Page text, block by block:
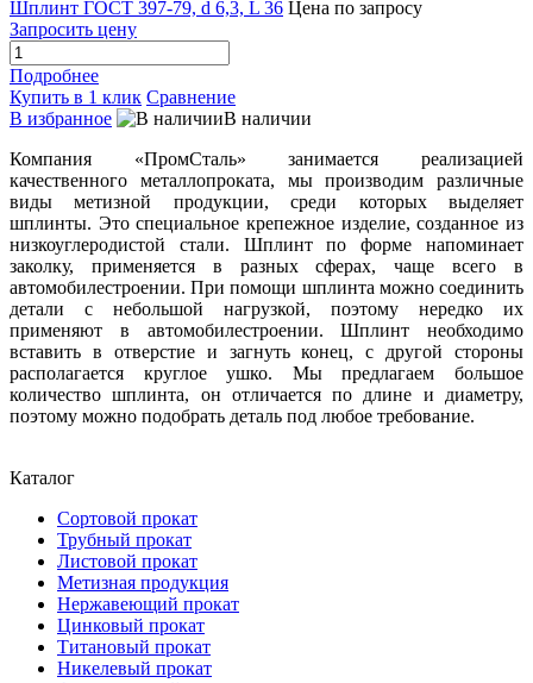
Шплинт ГОСТ 397-79, d 6,3, L 36 Цена по запросу
Запросить цену
Подробнее
Купить в 1 клик Сравнение
В избранное
В наличии
Компания «ПромСталь» занимается реализацией
качественного металлопроката, мы производим различные
виды метизной продукции, среди которых выделяет
шплинты. Это специальное крепежное изделие, созданное из
низкоуглеродистой стали. Шплинт по форме напоминает
заколку, применяется в разных сферах, чаще всего в
автомобилестроении. При помощи шплинта можно соединить
детали с небольшой нагрузкой, поэтому нередко их
применяют в автомобилестроении. Шплинт необходимо
вставить в отверстие и загнуть конец, с другой стороны
располагается круглое ушко. Мы предлагаем большое
количество шплинта, он отличается по длине и диаметру,
поэтому можно подобрать деталь под любое требование.
Каталог
Сортовой прокат
Трубный прокат
Листовой прокат
Метизная продукция
Нержавеющий прокат
Цинковый прокат
Титановый прокат
Никелевый прокат